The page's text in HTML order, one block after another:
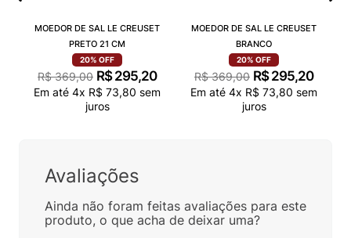
MOEDOR DE SAL LE CREUSET
PRETO 21 CM
20% OFF
R$ 369,00 R$ 295,20
Em até 4x R$ 73,80 sem
juros
MOEDOR DE SAL LE CREUSET
BRANCO
20% OFF
R$ 369,00 R$ 295,20
Em até 4x R$ 73,80 sem
juros
Avaliações
Ainda não foram feitas avaliações para este
produto, o que acha de deixar uma?